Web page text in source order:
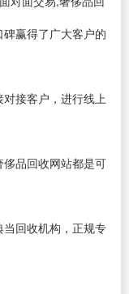
赢得了广大客户的
接客户，进行线上
品回收网站都是可
回收机构，正规专